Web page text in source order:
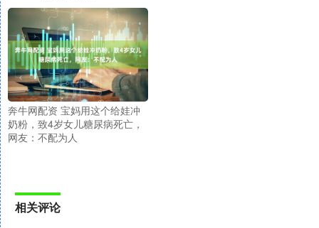
奔牛网配资 宝妈用这个给娃冲
奶粉，致4岁女儿糖尿病死亡，
网友：不配为人
相关评论